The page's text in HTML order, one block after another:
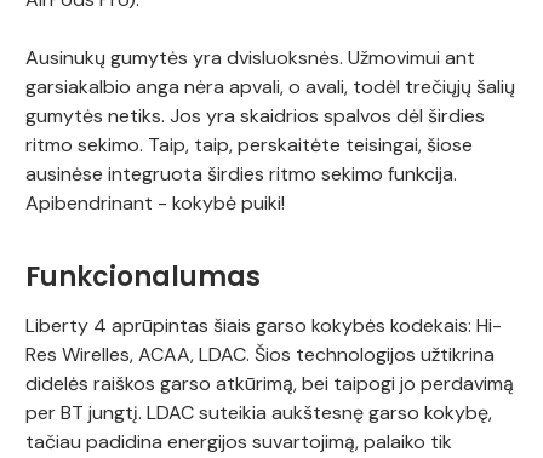
Ausinukų gumytės yra dvisluoksnės. Užmovimui ant
garsiakalbio anga nėra apvali, o avali, todėl trečiųjų šalių
gumytės netiks. Jos yra skaidrios spalvos dėl širdies
ritmo sekimo. Taip, taip, perskaitėte teisingai, šiose
ausinėse integruota širdies ritmo sekimo funkcija.
Apibendrinant - kokybė puiki!
Funkcionalumas
Liberty 4 aprūpintas šiais garso kokybės kodekais: Hi-
Res Wirelles, ACAA, LDAC. Šios technologijos užtikrina
didelės raiškos garso atkūrimą, bei taipogi jo perdavimą
per BT jungtį. LDAC suteikia aukštesnę garso kokybę,
tačiau padidina energijos suvartojimą, palaiko tik